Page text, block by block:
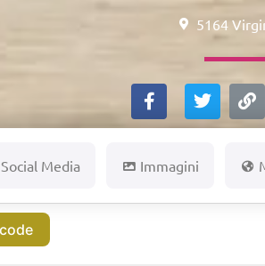
5164
Social Media Immagini